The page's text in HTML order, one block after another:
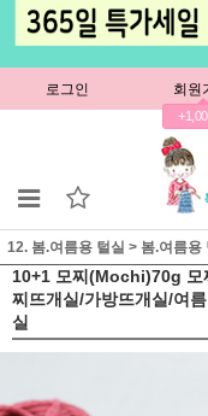
로그인 회원
12. 봄.여름용 털실 > 봄.여름용
10+1 모찌(Mochi)70g 모
찌뜨개실/가방뜨개실/여
실